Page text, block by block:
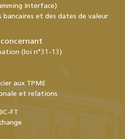
Interface)
et des dates de valeur
(loi n°31-13)
aux TPME
et relations
FT